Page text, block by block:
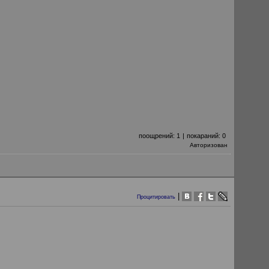
поощрений: 1 | покараний: 0
Авторизован
Процитировать